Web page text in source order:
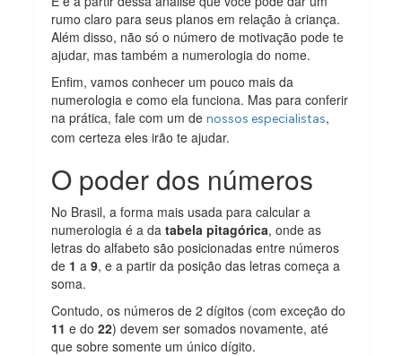
rumo claro para seus planos em relação à criança.
Além disso, não só o número de motivação pode te
ajudar, mas também a numerologia do nome.
Enfim, vamos conhecer um pouco mais da
numerologia e como ela funciona. Mas para conferir
na prática, fale com um denossos especialistas,
com certeza eles irão te ajudar.
O poder dos números
No Brasil, a forma mais usada para calcular a
numerologia é a databela pitagórica, onde as
letras do alfabeto são posicionadas entre números
de 1 a9, e a partir da posição das letras começa a
soma.
Contudo, os números de 2 dígitos (com exceção do
11 e do22) devem ser somados novamente, até
que sobre somente um único dígito.